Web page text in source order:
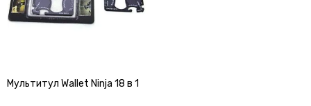
Мультитул Wallet Ninja 18 в 1